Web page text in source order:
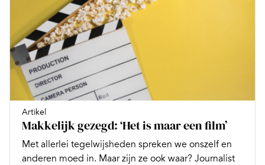
Artikel
Makkelijk gezegd: ‘Het is maar een film’
Met allerlei tegelwijsheden spreken we onszelf en
anderen moed in. Maar zijn ze ook waar? Journalist